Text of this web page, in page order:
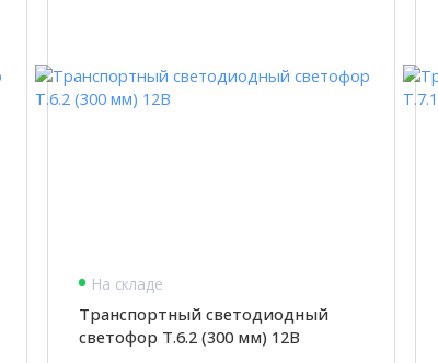
На складе
Транспортный светодиодный
светофор Т.6.2 (300 мм) 12В